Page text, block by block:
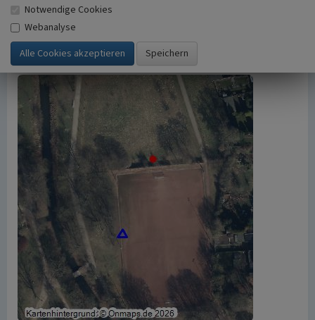
https://www.kuladig.de/Objektansicht/KLD-
296940(Abgerufen: 6. August 2026)
Notwendige Cookies
Webanalyse